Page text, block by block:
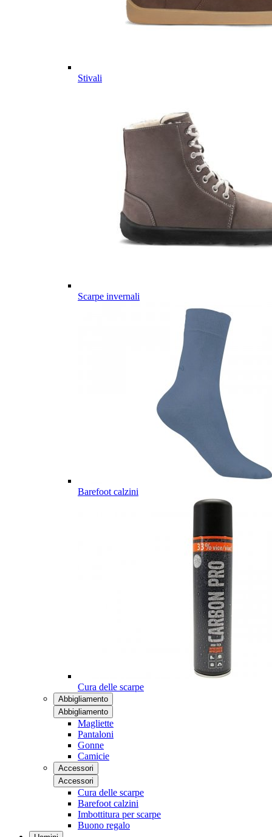
Stivali
Scarpe invernali
Barefoot calzini
Cura delle scarpe
Abbigliamento
Abbigliamento
Magliette
Pantaloni
Gonne
Camicie
Accessori
Accessori
Cura delle scarpe
Barefoot calzini
Imbottitura per scarpe
Buono regalo